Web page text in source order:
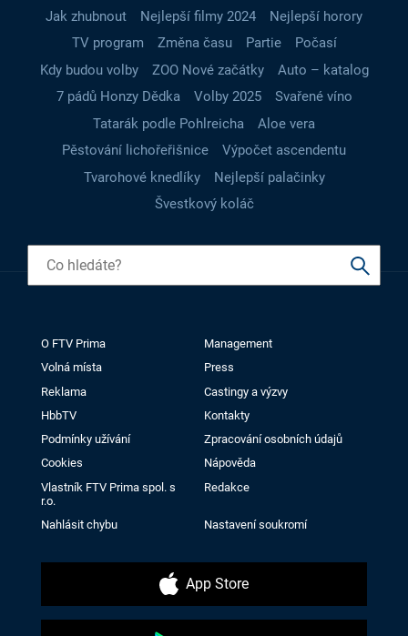
Jak zhubnout Nejlepší filmy 2024
Nejlepší horory
TV program
Změna času Partie
Počasí
Kdy budou volby
ZOO Nové začátky
Auto – katalog
7 pádů Honzy Dědka
Volby 2025
Svařené víno
Tatarák podle Pohlreicha
Aloe vera
Pěstování lichořeřišnice
Výpočet ascendentu
Tvarohové knedlíky
Nejlepší palačinky
Švestkový koláč
O FTV Prima
Management
Volná místa
Press
Reklama
Castingy a výzvy
HbbTV
Kontakty
Podmínky užívání
Zpracování osobních údajů
Cookies
Nápověda
Vlastník FTV Prima spol. s
r.o.
Redakce
Nahlásit chybu Nastavení soukromí
App Store